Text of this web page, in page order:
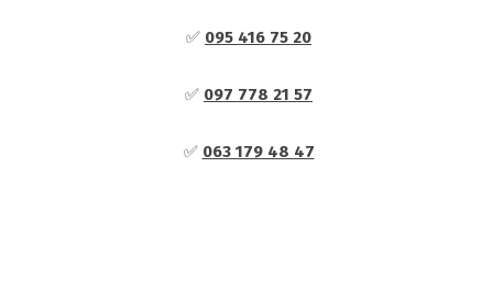
✅ 095 416 75 20
✅ 097 778 21 57
✅ 063 179 48 47